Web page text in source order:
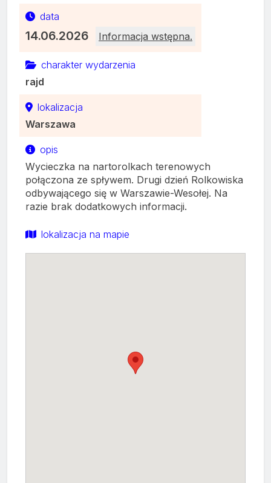
data
14.06.2026
charakter wydarzenia
rajd
lokalizacja
Warszawa
opis
Wycieczka na nartorolkach terenowych
połączona ze spływem. Drugi dzień Rolkowiska
odbywającego się w Warszawie-Wesołej. Na
razie brak dodatkowych informacji.
lokalizacja na mapie